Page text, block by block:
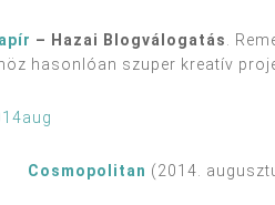
– Hazai Blogválogatás
.
hasonlóan szuper kreatív
Cosmopolitan (2014.